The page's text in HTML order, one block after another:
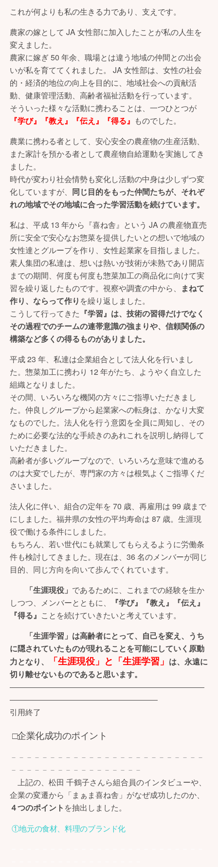
これが何よりも私の生きる力であり、支えです。
農家の嫁として JA 女性部に加入したことが私の人生を
変えました。
農家に嫁ぎ 50 年余、職場とは違う地域の仲間との出会
いが私を育ててくれました。 JA 女性部は、女性の社会
的・経済的地位の向上を目的に、地域社会への貢献活
動、健康管理活動、高齢者福祉活動を行っています。
そういった様々な活動に携わることは、一つひとつが
『学び』『教え』『伝え』『得る』 ものでした。
農業に携わる者として、安心安全の農産物の生産活動、
また家計を預かる者として農産物自給運動を実施してき
ました。
時代が変わり社会情勢も変化し活動の中身は少しずつ変
化していますが、 同じ目的をもった仲間たちが、それぞ
れの地域でその地域に合った学習活動を続けています。
私は、平成 13 年から『喜ね舎』という JA の農産物直売
所に安全で安心なお惣菜を提供したいとの想いで地域の
女性達とグループを作り、女性起業家を目指しました。
素人集団の私達は、想いは熱いが技術が未熟であり開店
までの期間、何度も何度も惣菜加工の商品化に向けて実
習を繰り返したものです。視察や調査の中から、
まねて
作り、ならって作り を繰り返しました。
こうして行ってきた 『学習』は、技術の習得だけでなく
その過程でのチームの連帯意識の強まりや、信頼関係の
構築など多くの得るものがありました。
平成 23 年、私達は企業組合として法人化を行いまし
た。惣菜加工に携わり 12 年がたち、ようやく自立した
組織となりました。
その間、いろいろな機関の方々にご指導いただきまし
た。仲良しグループから起業家への転身は、かなり大変
なものでした。法人化を行う意図を全員に周知し、その
ために必要な法的な手続きのあれこれを説明し納得して
いただきました。
高齢者が多いグループなので、いろいろな意味で進める
のは大変でしたが、専門家の方々は根気よくご指導くだ
さいました。
法人化に伴い、組合の定年を 70 歳、再雇用は 99 歳まで
にしました。福井県の女性の平均寿命は 87 歳。生涯現
役で働ける条件にしました。
もちろん、若い世代にも就業してもらえるように労働条
件も検討してきました。現在は、36 名のメンバーが同じ
目的、同じ方向を向いて歩んでくれています。
「生涯現役」 であるために、これまでの経験を生か
しつつ、メンバーとともに、
『学び』『教え』『伝え』
『得る』 ことを続けていきたいと考えています。
「生涯学習」は高齢者にとって、自己を変え、うち
に隠されていたものが現れることを可能にしていく原動
力となり、
「生涯現役」と「生涯学習」 は、永遠に
切り離せないものであると思います。
―――――――――――――――――――――――――
―――――――――――――――――――
引用終了
□企業化成功のポイント
－－－－－－－－－－－－－－－－－－－－－－－－－
－－－－－－－－－－－－－－－－－
上記の、松田 千鶴子さんら組合員のインタビューや、
企業の変遷から「まぁま喜ね舎」がなぜ成功したのか、
４つのポイント を抽出しました。
①地元の食材、料理のブランド化